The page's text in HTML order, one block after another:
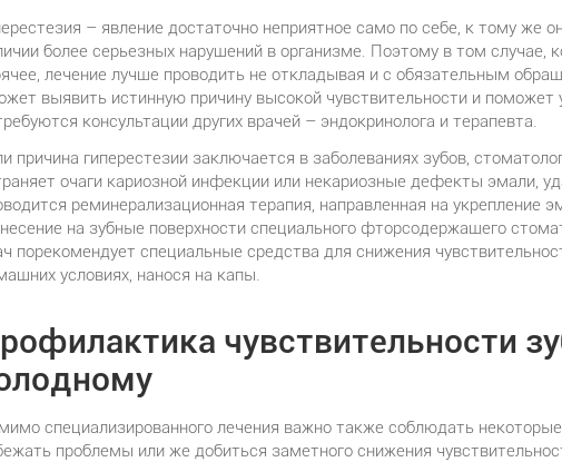
– явление достаточно неприятное само по себе, к тому же
более серьезных нарушений в организме. Поэтому в том случае,
лечение лучше проводить не откладывая и с обязательным
выявить истинную причину высокой чувствительности и поможет
консультации других врачей – эндокринолога и терапевта.
причина гиперестезии заключается в заболеваниях зубов,
очаги кариозной инфекции или некариозные дефекты эмали,
реминерализационная терапия, направленная на укрепление
на зубные поверхности специального фторсодержащего
порекомендует специальные средства для снижения
условиях, нанося на капы.
чувствительности
специализированного лечения важно также соблюдать
проблемы или же добиться заметного снижения